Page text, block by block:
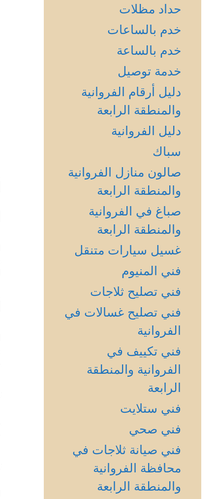
حداد مظلات
خدم بالساعات
خدم بالساعة
خدمة توصيل
دليل أرقام الفروانية
والمنطقة الرابعة
دليل الفروانية
سباك
صالون منازل الفروانية
والمنطقة الرابعة
صباغ في الفروانية
والمنطقة الرابعة
غسيل سيارات متنقل
فني المنيوم
فني تصليح ثلاجات
فني تصليح غسالات في
الفروانية
فني تكييف في
الفروانية والمنطقة
الرابعة
فني ستلايت
فني صحي
فني صيانة ثلاجات في
محافظة الفروانية
والمنطقة الرابعة